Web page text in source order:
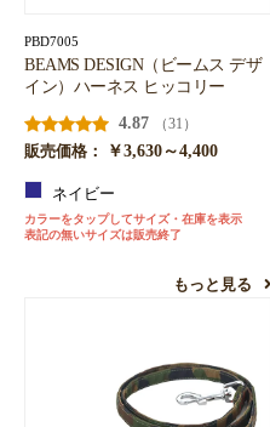
PBD7005
BEAMS DESIGN（ビームス デザ
イン）ハーネス ヒッコリー
4.87
（31）
販売価格：
￥3,630～4,400
ネイビー
カラーをタップしてサイズ・在庫を表示
表記の無いサイズは販売終了
もっと見る